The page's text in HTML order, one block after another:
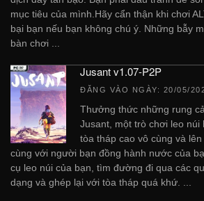
mục tiêu của mình.Hãy cẩn thận khi chơi
bại bạn nếu bạn không chú ý. Những bẫy
bàn chơi ...
Jusant v1.07-P2P
ĐĂNG VÀO NGÀY: 20/05/
Thưởng thức những rung
Jusant, một trò chơi leo núi
tòa tháp cao vô cùng và
cùng với người bạn đồng hành nước của
cụ leo núi của bạn, tìm đường đi qua các
dạng và ghép lại với tòa tháp quá khứ. ...